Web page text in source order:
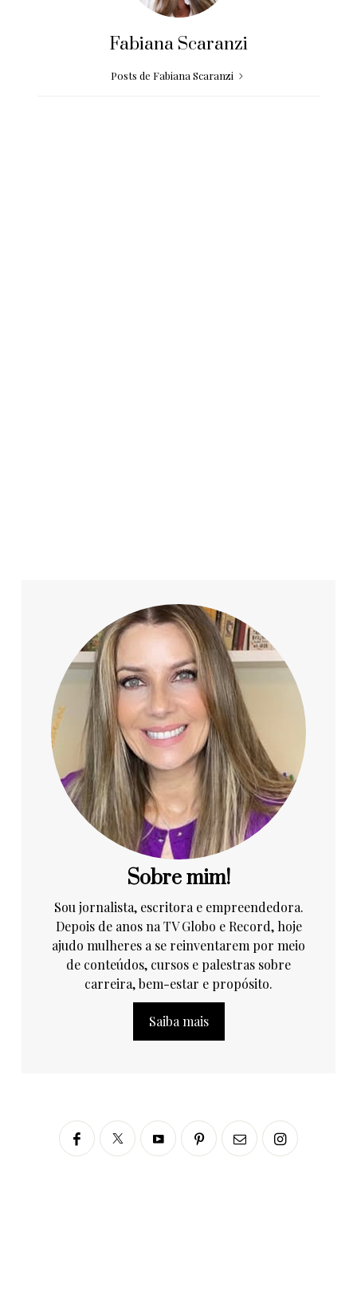
Fabiana Scaranzi
Posts de Fabiana Scaranzi
Sobre mim!
Sou jornalista, escritora e empreendedora.
Depois de anos na TV Globo e Record, hoje
ajudo mulheres a se reinventarem por meio
de conteúdos, cursos e palestras sobre
carreira, bem-estar e propósito.
Saiba mais